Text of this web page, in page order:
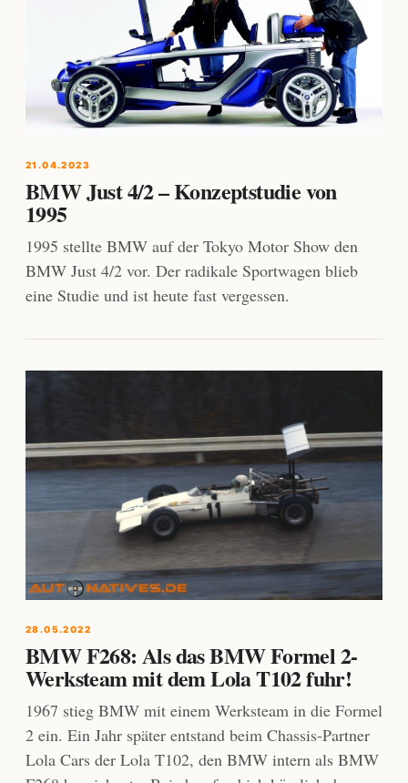
21.04.2023
BMW Just 4/2 – Konzeptstudie von
1995
1995 stellte BMW auf der Tokyo Motor Show den
BMW Just 4/2 vor. Der radikale Sportwagen blieb
eine Studie und ist heute fast vergessen.
28.05.2022
BMW F268: Als das BMW Formel 2-
Werksteam mit dem Lola T102 fuhr!
1967 stieg BMW mit einem Werksteam in die Formel
2 ein. Ein Jahr später entstand beim Chassis-Partner
Lola Cars der Lola T102, den BMW intern als BMW